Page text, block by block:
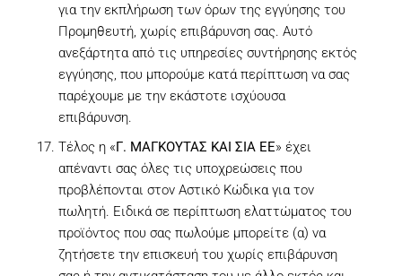
για την εκπλήρωση των όρων της εγγύησης του
Προμηθευτή, χωρίς επιβάρυνση σας. Αυτό
ανεξάρτητα από τις υπηρεσίες συντήρησης εκτός
εγγύησης, που μπορούμε κατά περίπτωση να σας
παρέχουμε με την εκάστοτε ισχύουσα
επιβάρυνση.
Τέλος η «Γ. ΜΑΓΚΟΥΤΑΣ ΚΑΙ ΣΙΑ ΕΕ» έχει
απέναντι σας όλες τις υποχρεώσεις που
προβλέπονται στον Αστικό Κώδικα για τον
πωλητή. Ειδικά σε περίπτωση ελαττώματος του
προϊόντος που σας πωλούμε μπορείτε (α) να
ζητήσετε την επισκευή του χωρίς επιβάρυνση